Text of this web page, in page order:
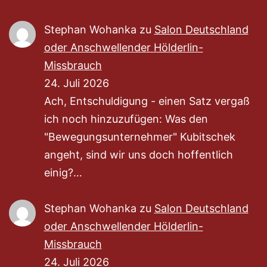
Stephan Wohanka zu Salon Deutschland
oder Anschwellender Hölderlin-
Missbrauch
24. Juli 2026
Ach, Entschuldigung - einen Satz vergaß
ich noch hinzuzufügen: Was den
"Bewegungsunternehmer" Kubitschek
angeht, sind wir uns doch hoffentlich
einig?…
Stephan Wohanka zu Salon Deutschland
oder Anschwellender Hölderlin-
Missbrauch
24. Juli 2026